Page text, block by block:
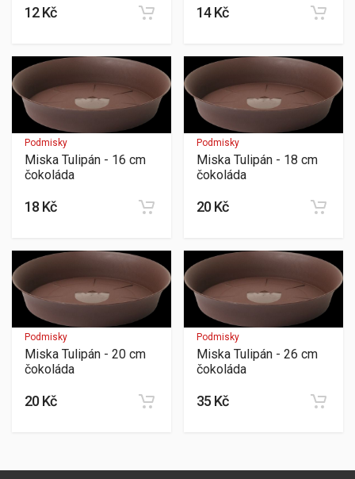
12 Kč 14 Kč
Podmisky
Miska Tulipán - 16 cm
čokoláda
18 Kč
Podmisky
Miska Tulipán - 18 cm
čokoláda
20 Kč
Podmisky
Miska Tulipán - 20 cm
čokoláda
20 Kč
Podmisky
Miska Tulipán - 26 cm
čokoláda
35 Kč